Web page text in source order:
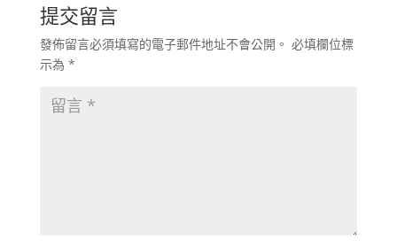
提交留言
發佈留言必須填寫的電子郵件地址不會公開。 必填欄位標
示為 *